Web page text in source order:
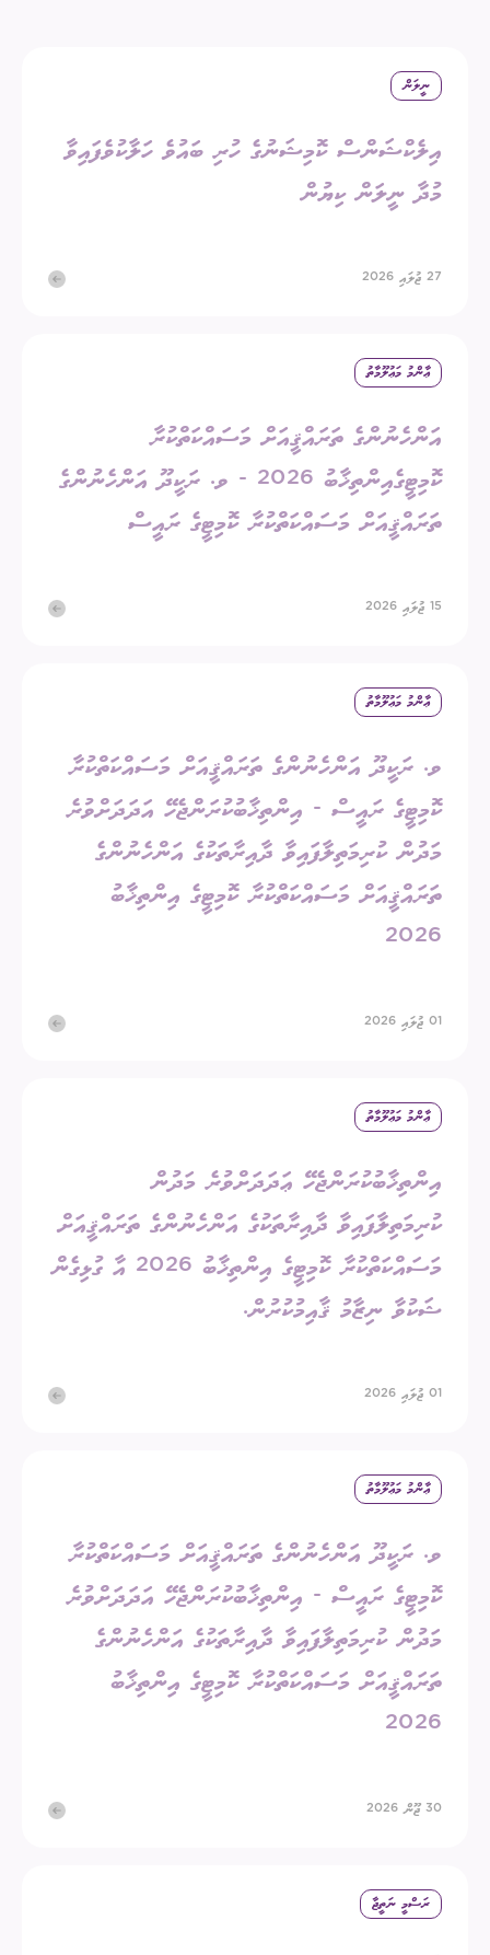
ނީލަން
އިލެކްޝަންސް ކޮމިޝަނުގެ ހުރި ބައުވެ ހަލާކުވެފައިވާ
މުދާ ނީލަން ކިޔުން
27 ޖުލައި 2026
ޢާންމު މަޢުލޫމާތު
އަންހެނުންގެ ތަރައްޤީއަށް މަސައްކަތްކުރާ
ކޮމިޓީގެއިންތިޚާބު 2026 - ވ. ރަކީދޫ އަންހެނުންގެ
ތަރައްޤީއަށް މަސައްކަތްކުރާ ކޮމިޓީގެ ރައީސް
15 ޖުލައި 2026
ޢާންމު މަޢުލޫމާތު
ވ. ރަކީދޫ އަންހެނުންގެ ތަރައްޤީއަށް މަސައްކަތްކުރާ
ކޮމިޓީގެ ރައީސް - އިންތިޚާބުކުރަންޖެހޭ އަދަދަށްވުރެ
މަދުން ކުރިމަތިލާފައިވާ ދާއިރާތަކުގެ އަންހެނުންގެ
ތަރައްޤީއަށް މަސައްކަތްކުރާ ކޮމިޓީގެ އިންތިޚާބު
2026
01 ޖުލައި 2026
ޢާންމު މަޢުލޫމާތު
އިންތިޚާބުކުރަންޖެހޭ ޢަދަދަށްވުރެ މަދުން
ކުރިމަތިލާފައިވާ ދާއިރާތަކުގެ އަންހެނުންގެ ތަރައްޤީއަށް
މަސައްކަތްކުރާ ކޮމިޓީގެ އިންތިޚާބު 2026 އާ ގުޅިގެން
ޝަކުވާ ނިޒާމު ޤާއިމުކުރުން.
01 ޖުލައި 2026
ޢާންމު މަޢުލޫމާތު
ވ. ރަކީދޫ އަންހެނުންގެ ތަރައްޤީއަށް މަސައްކަތްކުރާ
ކޮމިޓީގެ ރައީސް - އިންތިޚާބުކުރަންޖެހޭ އަދަދަށްވުރެ
މަދުން ކުރިމަތިލާފައިވާ ދާއިރާތަކުގެ އަންހެނުންގެ
ތަރައްޤީއަށް މަސައްކަތްކުރާ ކޮމިޓީގެ އިންތިޚާބު
2026
30 ޖޫން 2026
ރަސްމީ ނަތީޖާ